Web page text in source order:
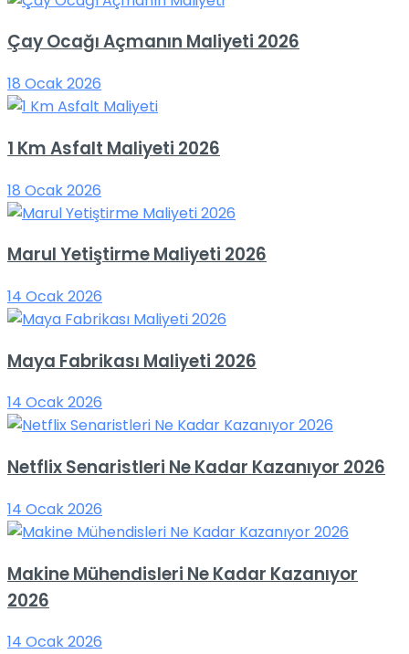
Çay Ocağı Açmanın Maliyeti 2026
18 Ocak 2026
1 Km Asfalt Maliyeti 2026
18 Ocak 2026
Marul Yetiştirme Maliyeti 2026
14 Ocak 2026
Maya Fabrikası Maliyeti 2026
14 Ocak 2026
Netflix Senaristleri Ne Kadar Kazanıyor 2026
14 Ocak 2026
Makine Mühendisleri Ne Kadar Kazanıyor
2026
14 Ocak 2026